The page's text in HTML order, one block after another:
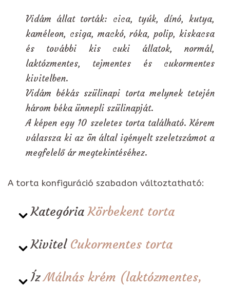
Vidám állat torták: cica, tyúk, dínó, kutya,
kaméleon, csiga, mackó, róka, polip, kiskacsa
és további kis cuki állatok, normál,
laktózmentes, tejmentes és cukormentes
kivitelben.
Vidám békás szülinapi torta melynek tetején
három béka ünnepli szülinapját.
A képen egy 10 szeletes torta található. Kérem
válassza ki az ön által igényelt szeletszámot a
megfelelő ár megtekintéséhez.
A torta konfiguráció szabadon változtatható:
KategóriaKörbekent torta
Kivitel Cukormentes torta
ÍzMálnás krém (laktózmentes,